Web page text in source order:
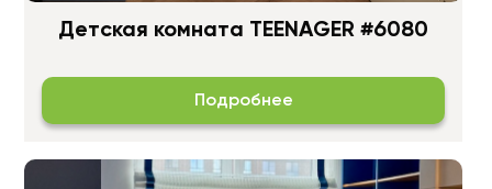
Детская комната TEENAGER #6080
Подробнее